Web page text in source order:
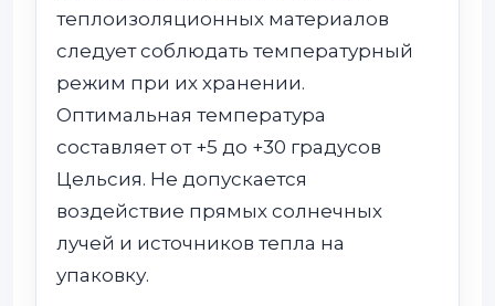
теплоизоляционных материалов
следует соблюдать температурный
режим при их хранении.
Оптимальная температура
составляет от +5 до +30 градусов
Цельсия. Не допускается
воздействие прямых солнечных
лучей и источников тепла на
упаковку.